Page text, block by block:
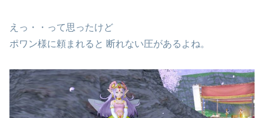
えっ・・って思ったけど
ポワン様に頼まれると 断れない圧があるよね。